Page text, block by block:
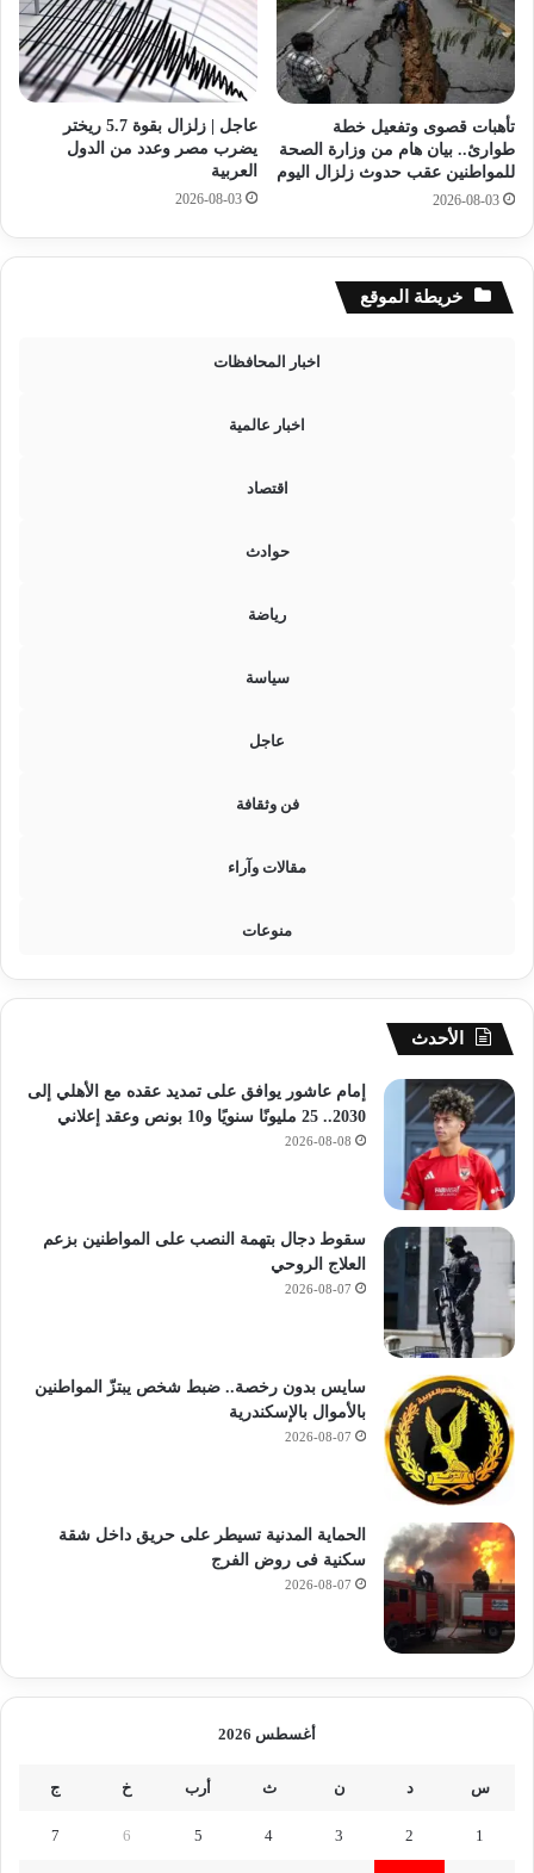
م
ة
ك
س
خ
ط
ل
ا
و
م
ت
ن
و
ع
ة
ب
تأهبات قصوى وتفعيل خطة
طوارئ.. بيان هام من وزارة الصحة
للمواطنين عقب حدوث زلزال اليوم
2026-08-03
عاجل | زلزال بقوة 5.7 ريختر
يضرب مصر وعدد من الدول
العربية
2026-08-03
خريطة الموقع
اخبار المحافظات
اخبار عالمية
اقتصاد
حوادث
رياضة
سياسة
عاجل
فن وثقافة
مقالات وآراء
منوعات
الأحدث
إمام عاشور يوافق على تمديد عقده مع الأهلي إلى
2030.. 25 مليونًا سنويًا و10 بونص وعقد إعلاني
2026-08-08
سقوط دجال بتهمة النصب على المواطنين بزعم
العلاج الروحي
2026-08-07
سايس بدون رخصة.. ضبط شخص يبتزّ المواطنين
بالأموال بالإسكندرية
2026-08-07
الحماية المدنية تسيطر على حريق داخل شقة
سكنية فى روض الفرج
2026-08-07
أغسطس 2026
س د ن ث أرب خ ج
1
2
3
4
5
6
7